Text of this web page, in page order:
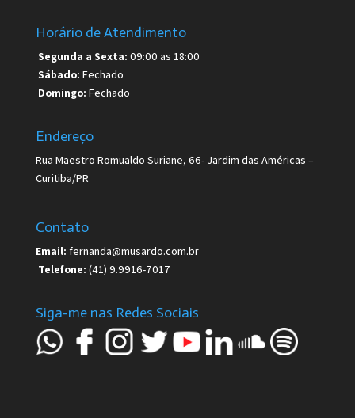
Horário de Atendimento
Segunda a Sexta: 09:00 as 18:00
Sábado: Fechado
Domingo: Fechado
Endereço
Rua Maestro Romualdo Suriane, 66- Jardim das Américas –
Curitiba/PR
Contato
Email: fernanda@musardo.com.br
Telefone: (41) 9.9916-7017
Siga-me nas Redes Sociais